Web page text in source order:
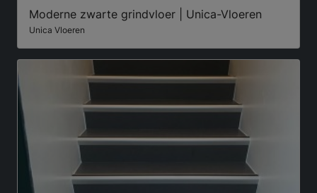
Moderne zwarte grindvloer | Unica-Vloeren
Unica Vloeren